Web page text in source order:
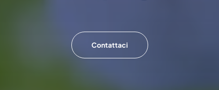
Contattaci